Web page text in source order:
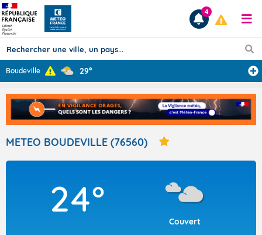
Prévisions
TOUS LES RÉSULTATS
Articles
4
Boudeville 29°
METEO BOUDEVILLE (76560)
24°
Couvert